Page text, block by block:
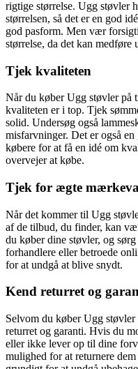
rigtige størrelse. Ugg støvler
størrelsen, så det er en god
god pasform. Men vær
størrelse, da det kan medføre
Tjek kvaliteten
Når du køber Ugg støvler på
kvaliteten er i top. Tjek
solid. Undersøg også
misfarvninger. Det er også
købere for at få en idé om
overvejer at købe.
Tjek for ægte
Når det kommer til Ugg
af de tilbud, du finder, kan
du køber dine støvler, og
forhandlere eller betroede
for at undgå at blive snydt.
Kend returret og
Selvom du køber Ugg
returret og garanti. Hvis du
eller ikke lever op til dine
mulighed for at returnere